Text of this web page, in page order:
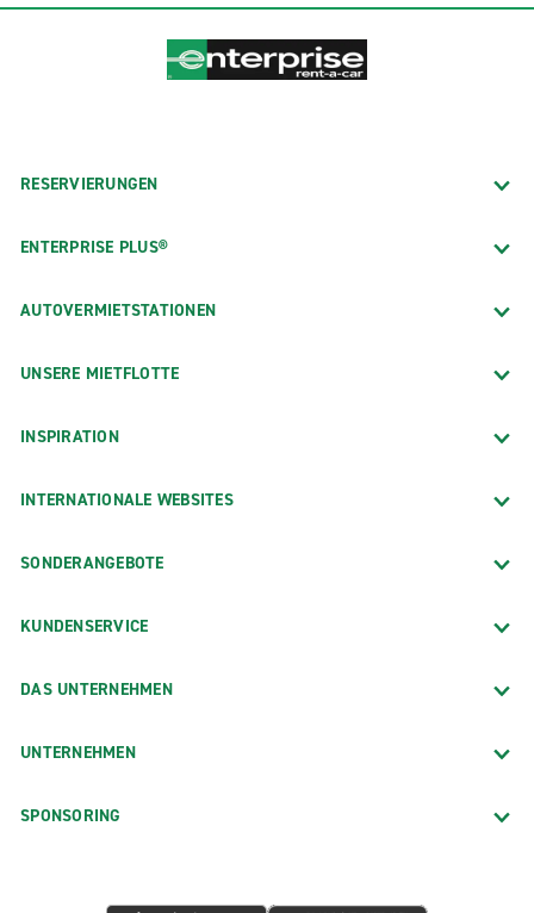
RESERVIERUNGEN
ENTERPRISE PLUS®
AUTOVERMIETSTATIONEN
UNSERE MIETFLOTTE
INSPIRATION
INTERNATIONALE WEBSITES
SONDERANGEBOTE
KUNDENSERVICE
DAS UNTERNEHMEN
UNTERNEHMEN
SPONSORING